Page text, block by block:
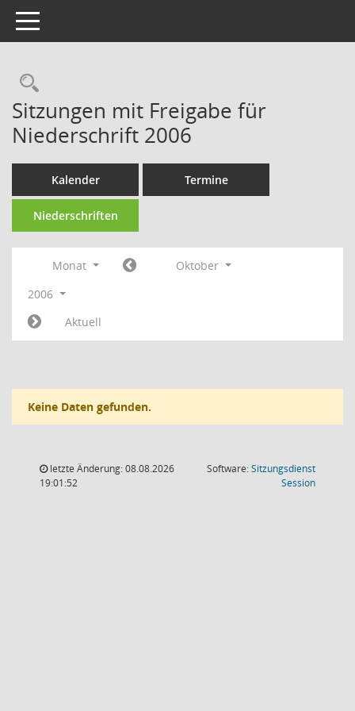
Toggle navigation
Rechercheauswahl
Sitzungen mit Freigabe für
Niederschrift 2006
Kalender Termine
Niederschriften
Monat
Oktober
2006
Aktuell
Keine Daten gefunden.
letzte Änderung: 08.08.2026
19:01:52
Software:Sitzungsdienst
Session(Wird in